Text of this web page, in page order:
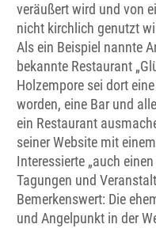
veräußert wird und von
nicht kirchlich genutzt
Als ein Beispiel nannte
bekannte Restaurant
Holzempore sei dort
worden, eine Bar und
ein Restaurant
seiner Website mit
Interessierte „auch
Tagungen und
Bemerkenswert: Die
und Angelpunkt in der